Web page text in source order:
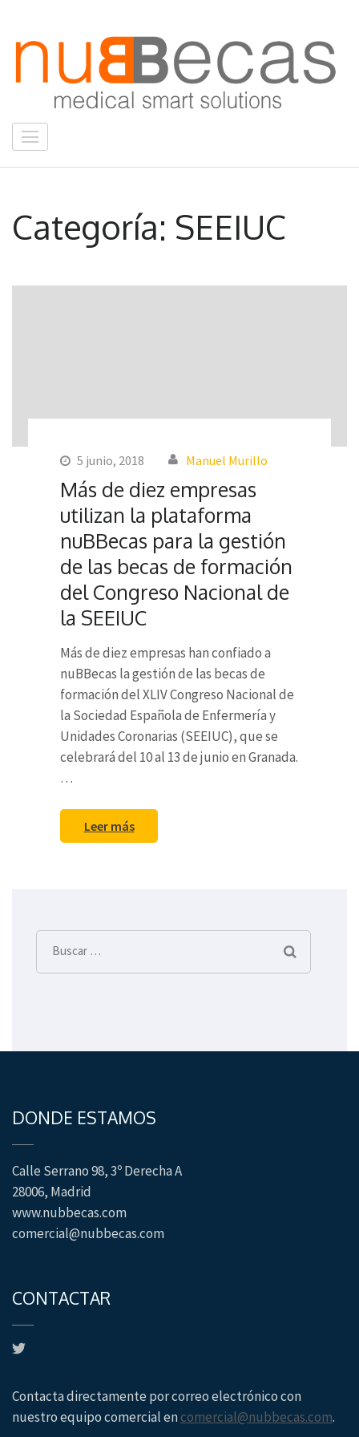
contenido
Intro)
nuBBecas
medical smart solutions
Categoría: SEEIUC
5 junio, 2018 Manuel Murillo
Más de diez empresas
utilizan la plataforma
nuBBecas para la gestión
de las becas de formación
del Congreso Nacional de
la SEEIUC
Más de diez empresas han confiado a
nuBBecas la gestión de las becas de
formación del XLIV Congreso Nacional de
la Sociedad Española de Enfermería y
Unidades Coronarias (SEEIUC), que se
celebrará del 10 al 13 de junio en Granada.
…
Leer más
Buscar:
DONDE ESTAMOS
Calle Serrano 98, 3º Derecha A
28006, Madrid
www.nubbecas.com
comercial@nubbecas.com
CONTACTAR
Contacta directamente por correo electrónico con
nuestro equipo comercial encomercial@nubbecas.com.